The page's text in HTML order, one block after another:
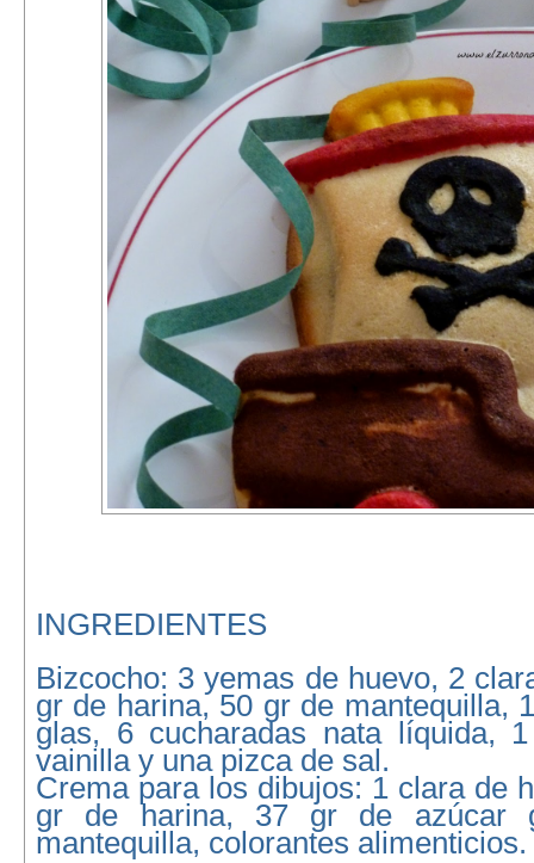
INGREDIENTES
Bizcocho: 3 yemas de huevo, 2
gr de harina, 50 gr de mantequilla,
glas, 6 cucharadas nata líquida,
vainilla y una pizca de sal.
Crema para los dibujos: 1 clara de
gr de harina, 37 gr de azúcar
mantequilla, colorantes alimenticios.